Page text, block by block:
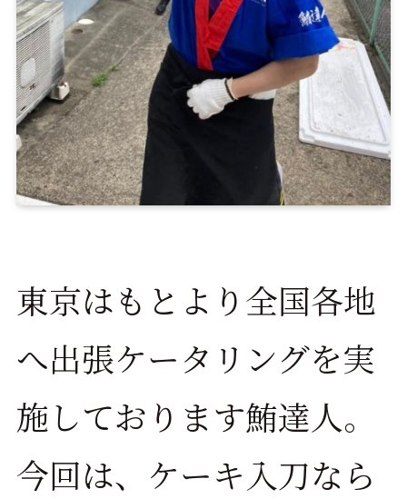
東京はもとより全国各地
へ出張ケータリングを実
施しております鮪達人。
今回は、ケーキ入刀なら